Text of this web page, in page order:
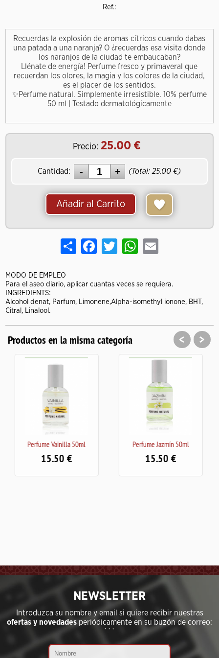
Ref.:
Recuerdas la explosión de aromas cítricos cuando dabas
una patada a una naranja? O ¿recuerdas esa visita donde
los naranjos de la ciudad te embaucaban?
Llénate de energía! Perfume fresco y primaveral que
recuerdan los olores, la magia y los colores de la ciudad,
es el placer de los sentidos.
✨Perfume natural. Simplemente irresistible. 10% perfume
50 ml | Testado dermatológicamente
Precio: 25.00
Cantidad: (Total:25.00 )
Añadir al Carrito
ShareFacebook
TwitterWhatsApp
Email
MODO DE EMPLEO
Para el aseo diario, aplicar cuantas veces se requiera.
INGREDIENTS:
Alcohol denat, Parfum, Limonene,Alpha-isomethyl ionone, BHT,
Citral, Linalool.
Productos en la misma categoría
Perfume Jazmín 50ml
15.50
Perfume White Musk
15.50
< >
```
NEWSLETTER
Introduzca su nombre y email si quiere recibir nuestras
ofertas y novedades periódicamente en su buzón de correo:
```